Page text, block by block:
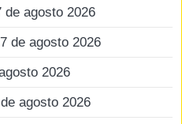
de agosto 2026
de agosto 2026
2026
agosto 2026